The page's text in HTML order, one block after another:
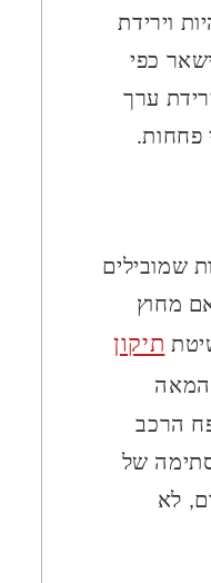
וירידת
כפי
ערך
פחחות.
שמובילים
מחוץ
תיקון
בארה"ב בשנות ה-60 של המאה
הרכב
של
לא